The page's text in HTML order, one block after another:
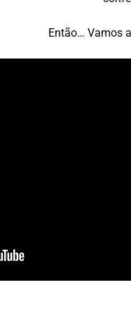
Então… Vamos